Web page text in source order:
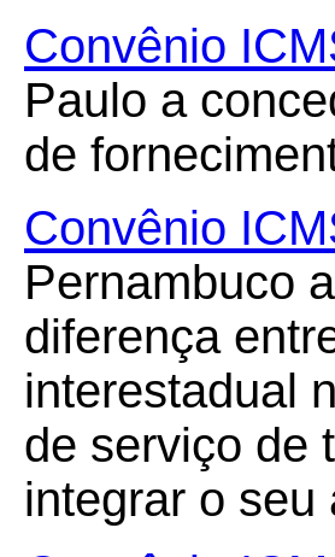
Convênio
Paulo a
de
Convênio
Pernambuco
diferença
interestadual
de serviço de
integrar o seu